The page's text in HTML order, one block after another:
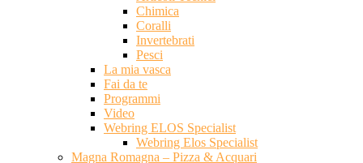
Chimica
Coralli
Invertebrati
Pesci
La mia vasca
Fai da te
Programmi
Video
Webring ELOS Specialist
Webring Elos Specialist
Magna Romagna – Pizza & Acquari